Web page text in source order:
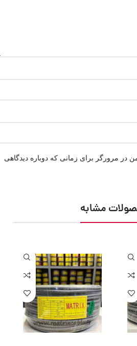
در مرورگر برای زمانی که دوباره دیدگاهی
مشابه